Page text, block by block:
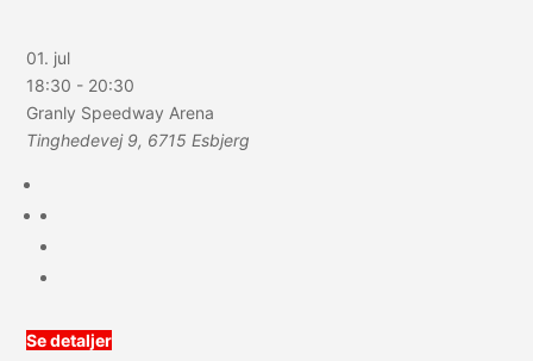
01. jul
18:30 - 20:30
Granly Speedway Arena
Tinghedevej 9, 6715 Esbjerg
Se detaljer